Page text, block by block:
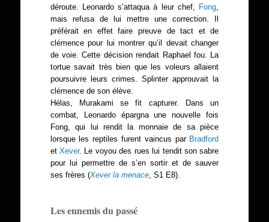
déroute. Leonardo s’attaqua à leur chef, Fong
mais refusa de lui mettre une correction. Il
préférait en effet faire preuve de tact et de
clémence pour lui montrer qu’il devait changer
de voie. Cette décision rendait Raphael fou. La
tortue savait très bien que les voleurs allaient
poursuivre leurs crimes. Splinter approuvait la
clémence de son élève.
Hélas, Murakami se fit capturer. Dans un
combat, Leonardo épargna une nouvelle fois
Fong, qui lui rendit la monnaie de sa pièce
lorsque les reptiles furent vaincus par Bradford
etXever. Le voyou des rues lui tendit son sabre
pour lui permettre de s’en sortir et de sauver
ses frères (Xever la menace, S1 E8).
Les ennemis du passé